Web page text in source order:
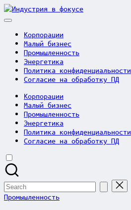
Skip
to
Индустрия
Корпорации
Малый бизнес
Промышленность
Энергетика
Политика конфиденциальности
Согласие на обработку ПД
Корпорации
Малый бизнес
Промышленность
Энергетика
Политика конфиденциальности
Согласие на обработку ПД
Search
for:
Posted
Промышленность